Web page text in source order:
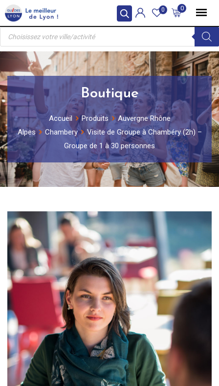
Skip
to
content
0
0
Recherche
produits
Boutique
Accueil Produits
Auvergne Rhône
Alpes
Chambery
Visite de Groupe à Chambéry (2h) –
Groupe de 1 à 30 personnes